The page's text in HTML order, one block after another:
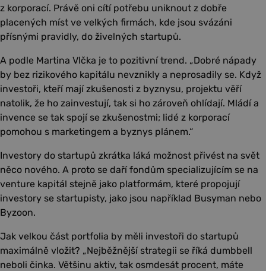
z korporací. Právě oni cítí potřebu uniknout z dobře
placených míst ve velkých firmách, kde jsou svázáni
přísnými pravidly, do živelných startupů.
A podle Martina Vlčka je to pozitivní trend. „Dobré nápady
by bez rizikového kapitálu nevznikly a neprosadily se. Když
investoři, kteří mají zkušenosti z byznysu, projektu věří
natolik, že ho zainvestují, tak si ho zároveň ohlídají. Mládí a
invence se tak spojí se zkušenostmi; lidé z korporací
pomohou s marketingem a byznys plánem.“
Investory do startupů zkrátka láká možnost přivést na svět
něco nového. A proto se daří fondům specializujícím se na
venture kapitál stejně jako platformám, které propojují
investory se startupisty, jako jsou například Busyman nebo
Byzoon.
Jak velkou část portfolia by měli investoři do startupů
maximálně vložit? „Nejběžnější strategii se říká dumbbell
neboli činka. Většinu aktiv, tak osmdesát procent, máte